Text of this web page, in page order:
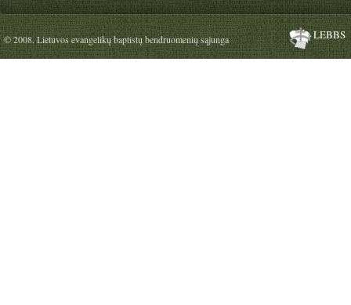
© 2008. Lietuvos evangelikų baptistų bendruomenių sąjunga LEBBS